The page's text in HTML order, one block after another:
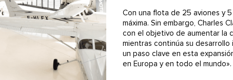
Con una flota de 25 aviones y
máxima. Sin embargo, Charles
con el objetivo de aumentar la
mientras continúa su desarrollo
un paso clave en esta
en Europa y en todo el mundo».